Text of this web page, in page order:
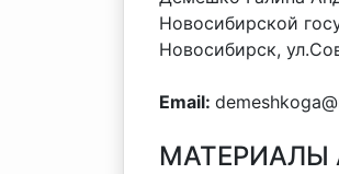
Новосибирской
Новосибирск,
Email:
МАТЕРИАЛЫ